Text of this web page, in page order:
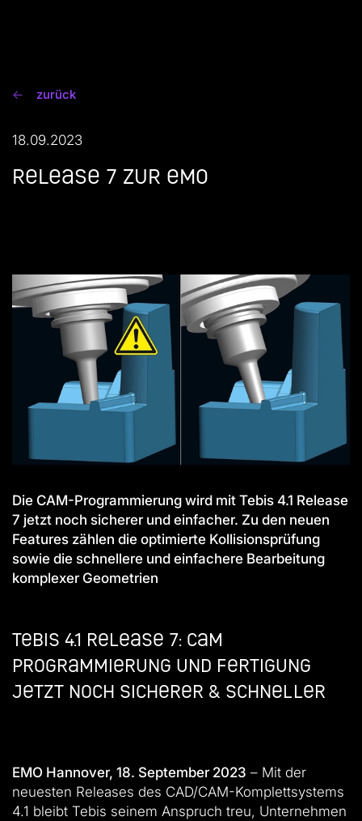
zurück
18.09.2023
Release 7 zur EMO
Die CAM-Programmierung wird mit Tebis 4.1 Release
7 jetzt noch sicherer und einfacher. Zu den neuen
Features zählen die optimierte Kollisionsprüfung
sowie die schnellere und einfachere Bearbeitung
komplexer Geometrien
Tebis 4.1 Release 7: CAM
Programmierung und Fertigung
jetzt noch sicherer & schneller
EMO Hannover, 18. September 2023 – Mit der
neuesten Releases des CAD/CAM-Komplettsystems
4.1 bleibt Tebis seinem Anspruch treu, Unternehmen